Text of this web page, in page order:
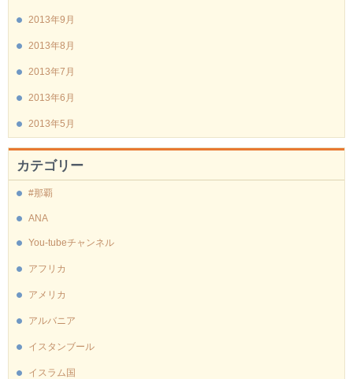
2013年9月
2013年8月
2013年7月
2013年6月
2013年5月
カテゴリー
#那覇
ANA
You-tubeチャンネル
アフリカ
アメリカ
アルバニア
イスタンブール
イスラム国